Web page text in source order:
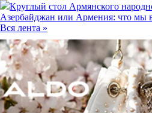
Круглый стол Армянского
Азербайджан или Армения: что мы
Вся лента »